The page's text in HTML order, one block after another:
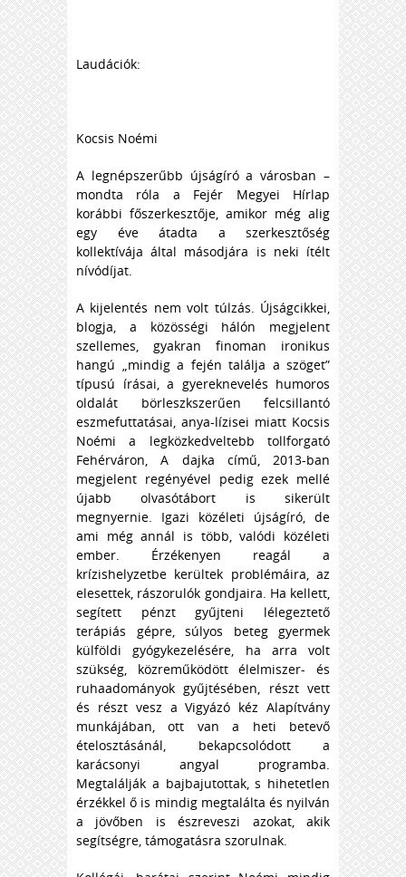
Laudációk:
Kocsis Noémi
A legnépszerűbb újságíró a városban –
mondta róla a Fejér Megyei Hírlap
korábbi főszerkesztője, amikor még alig
egy éve átadta a szerkesztőség
kollektívája által másodjára is neki ítélt
nívódíjat.
A kijelentés nem volt túlzás. Újságcikkei,
blogja, a közösségi hálón megjelent
szellemes, gyakran finoman ironikus
hangú „mindig a fején találja a szöget”
típusú írásai, a gyereknevelés humoros
oldalát börleszkszerűen felcsillantó
eszmefuttatásai, anya-lízisei miatt Kocsis
Noémi a legközkedveltebb tollforgató
Fehérváron, A dajka című, 2013-ban
megjelent regényével pedig ezek mellé
újabb olvasótábort is sikerült
megnyernie. Igazi közéleti újságíró, de
ami még annál is több, valódi közéleti
ember. Érzékenyen reagál a
krízishelyzetbe kerültek problémáira, az
elesettek, rászorulók gondjaira. Ha kellett,
segített pénzt gyűjteni lélegeztető
terápiás gépre, súlyos beteg gyermek
külföldi gyógykezelésére, ha arra volt
szükség, közreműködött élelmiszer- és
ruhaadományok gyűjtésében, részt vett
és részt vesz a Vigyázó kéz Alapítvány
munkájában, ott van a heti betevő
ételosztásánál, bekapcsolódott a
karácsonyi angyal programba.
Megtalálják a bajbajutottak, s hihetetlen
érzékkel ő is mindig megtalálta és nyilván
a jövőben is észreveszi azokat, akik
segítségre, támogatásra szorulnak.